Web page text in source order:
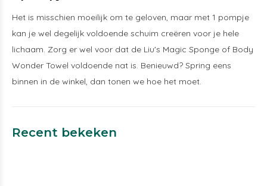
Het is misschien moeilijk om te geloven, maar met 1 pompje
kan je wel degelijk voldoende schuim creëren voor je hele
lichaam. Zorg er wel voor dat de Liu's Magic Sponge of Body
Wonder Towel voldoende nat is. Benieuwd? Spring eens
binnen in de winkel, dan tonen we hoe het moet.
Recent bekeken